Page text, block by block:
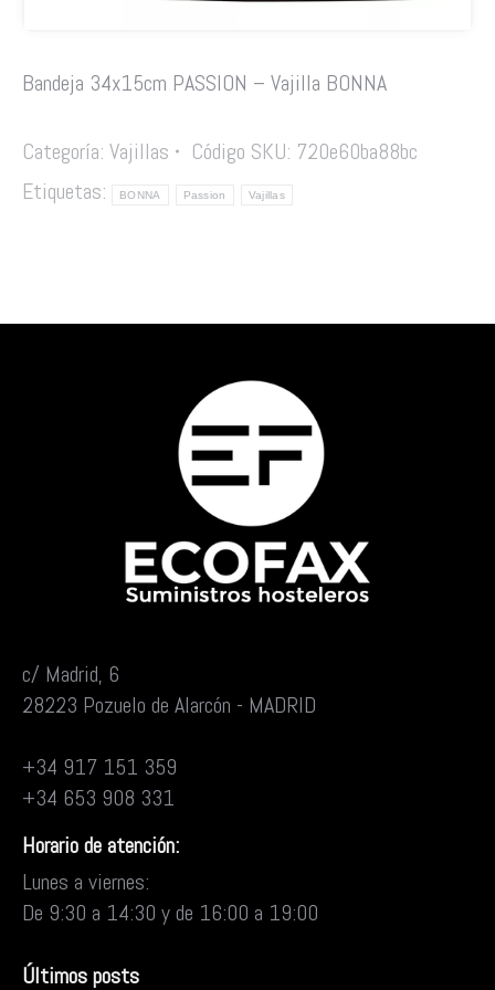
Bandeja 34x15cm PASSION – Vajilla BONNA
Categoría: Vajillas Código SKU: 720e60ba88bc
Etiquetas:
BONNA Passion Vajillas
c/ Madrid, 6
28223 Pozuelo de Alarcón - MADRID
+34 917 151 359
+34 653 908 331
Horario de atención:
Lunes a viernes:
De 9:30 a 14:30 y de 16:00 a 19:00
Últimos posts